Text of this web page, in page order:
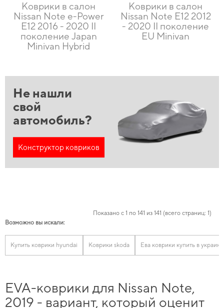
Коврики в салон
Nissan Note e-Power
E12 2016 - 2020 II
поколение Japan
Minivan Hybrid
Коврики в салон
Nissan Note E12 2012
- 2020 II поколение
EU Minivan
Не нашли
свой
автомобиль?
Конструктор ковриков
Показано с 1 по 141 из 141 (всего страниц: 1)
Возможно вы искали:
Купить коврики hyundai Коврики skoda Ева коврики купить в украине
EVA-коврики для Nissan Note,
2019 - вариант, который оценит